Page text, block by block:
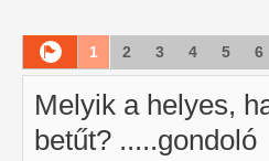
1 2 3 4 5 6
Melyik a helyes,
betűt? .....gondoló